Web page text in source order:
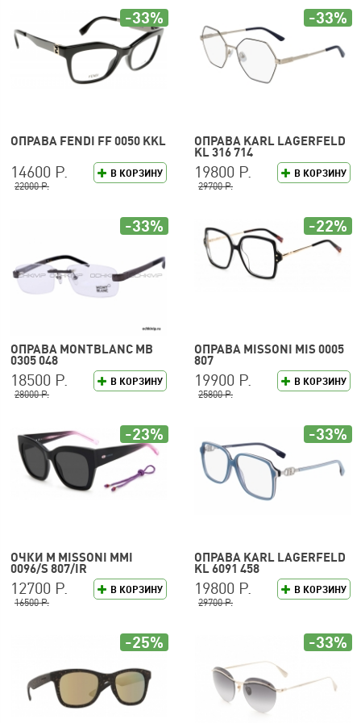
ОПРАВА FENDI FF 0050 KKL
В КОРЗИНУ
14600 Р.
22000 Р.
-33%
ОПРАВА KARL LAGERFELD
KL 316 714
В КОРЗИНУ
19800 Р.
29700 Р.
-33%
ОПРАВА MONTBLANC MB
0305 048
В КОРЗИНУ
18500 Р.
28000 Р.
-33%
ОПРАВА MISSONI MIS 0005
807
В КОРЗИНУ
19900 Р.
25800 Р.
-22%
ОЧКИ M MISSONI MMI
0096/S 807/IR
В КОРЗИНУ
12700 Р.
16500 Р.
-23%
ОПРАВА KARL LAGERFELD
KL 6091 458
В КОРЗИНУ
19800 Р.
29700 Р.
-33%
-25% -33%